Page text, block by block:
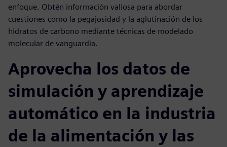
enfoque. Obtén información valiosa para abordar
cuestiones como la pegajosidad y la aglutinación de los
hidratos de carbono mediante técnicas de modelado
molecular de vanguardia.
Aprovecha los datos de
simulación y aprendizaje
automático en la industria
de la alimentación y las